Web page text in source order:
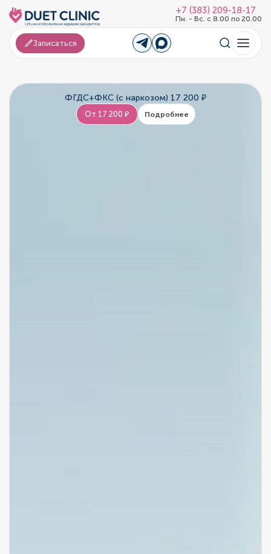
+7 (383) 209-18-17
Пн. - Вс. с 8.00 по 20.00
Записаться
ФГДС+ФКС (с наркозом) 17 200 ₽
От 17 200 ₽ Подробнее